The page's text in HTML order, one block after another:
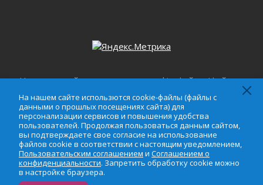
Ленобласть внедрила передовую подготовку
воробушка»
02 августа 2026
Юхла, мука, кантеле и Водяной
01 августа 2026
Лето катится с горки
01 августа 2026
На нашем сайте использются cookie-файлы (файлы с
данными о прошлых посещениях сайта) для
персонализации сервисов и повышения удобства
пользователей. Продолжая пользоваться данным
сайтом, вы подтверждаете свое согласие на
использование файлов cookie в соответствии с
настоящим уведомлением,Пользовательским
соглашениемиСоглашением о
конфиденциальности
На нашем сайте использются cookie-файлы (файлы с
данными о прошлых посещениях сайта) для
персонализации сервисов и повышения удобства
пользователей. Продолжая пользоваться данным сайтом,
вы подтверждаете свое согласие на использование
файлов cookie в соответствии с настоящим уведомлением,
Пользовательским соглашением и Соглашением о
конфиденциальности. Запретить обработку cookie можно
в настройке браузера.